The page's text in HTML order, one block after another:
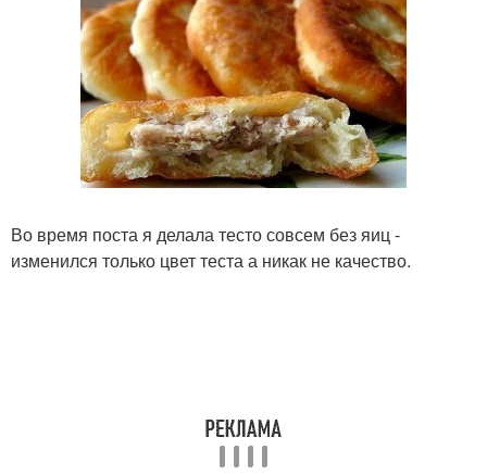
Во время поста я делала тесто совсем без яиц -
изменился только цвет теста а никак не качество.